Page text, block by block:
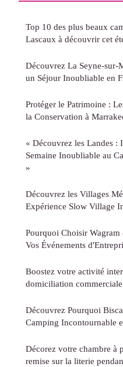
Top 10 des plus beaux
Lascaux à découvrir cet
Découvrez La Seyne-
un Séjour Inoubliable en
Protéger le Patrimoine :
la Conservation à
« Découvrez les Landes :
Semaine Inoubliable au
»
Découvrez les Villages
Expérience Slow Village
Pourquoi Choisir
Vos Événements
Boostez votre activité
domiciliation commerciale
Découvrez Pourquoi
Camping Incontournable
Décorez votre chambre à
remise sur la literie